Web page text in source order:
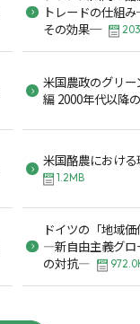
トレードの仕組
その効果─
米国農政のグリ
編 2000年代以降
米国酪農におけ
1.2MB
ドイツの「地域
―新自由主義グロ
の対抗―